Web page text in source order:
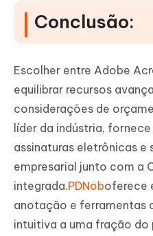
Conclusão:
Escolher entre Adobe
equilibrar recursos
considerações de
líder da indústria,
assinaturas eletrônicas e
empresarial junto com a
integrada.PDNoboferece
anotação e ferramentas
intuitiva a uma fração